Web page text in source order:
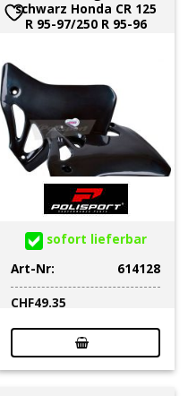
schwarz Honda CR 125
R 95-97/250 R 95-96
sofort lieferbar
Art-Nr:
614128
CHF49.35